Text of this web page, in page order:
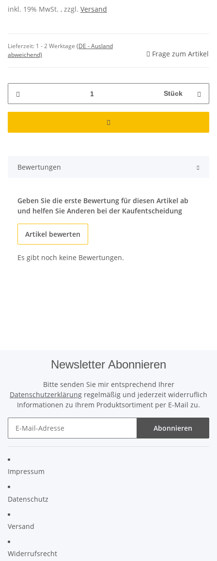
inkl. 19% MwSt. , zzgl. Versand
Lieferzeit: 1 - 2 Werktage (DE - Ausland
abweichend)
Frage zum Artikel
Stück
Bewertungen
Geben Sie die erste Bewertung für diesen Artikel ab
und helfen Sie Anderen bei der Kaufentscheidung
Artikel bewerten
Es gibt noch keine Bewertungen.
Newsletter Abonnieren
Bitte senden Sie mir entsprechend Ihrer
Datenschutzerklärung regelmäßig und jederzeit widerruflich
Informationen zu Ihrem Produktsortiment per E-Mail zu.
Abonnieren
Impressum
Datenschutz
Versand
Widerrufsrecht